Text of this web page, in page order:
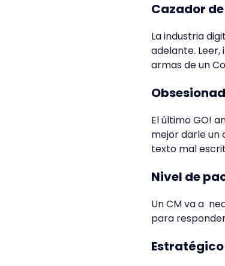
Cazador
La industria
adelante.
armas de un
El último GO!
mejor darle un
texto mal
Nivel de
Un CM va a
para